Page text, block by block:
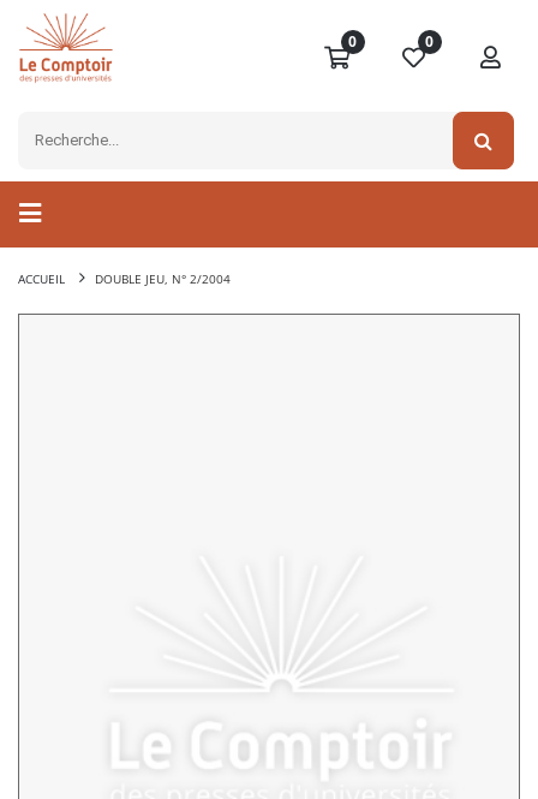
0 0
ACCUEIL DOUBLE JEU, N° 2/2004